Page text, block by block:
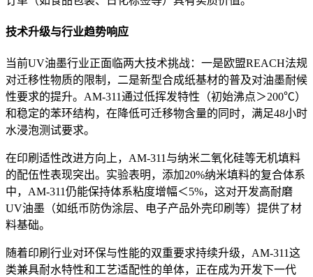
技术升级与行业趋势响应
当前UV油墨行业正面临两大技术挑战：一是欧盟REACH法规
对迁移性物质的限制，二是新型合成纸基材的普及对油墨耐候
性要求的提升。AM-311通过低挥发特性（初始沸点＞200℃）
和稳定的苯环结构，在降低可迁移物含量的同时，满足48小时
水浸泡测试要求。
在印刷适性改进方向上，AM-311与纳米二氧化硅等无机填料
的配伍性表现突出。实验表明，添加20%纳米填料的复合体系
中，AM-311仍能保持体系粘度增幅＜5%，这对开发高耐磨
UV油墨（如纸币防伪涂层、电子产品外壳印刷等）提供了材
料基础。
随着印刷行业对环保与性能的双重要求持续升级，AM-311这
类兼具耐水特性和工艺适配性的单体，正在成为开发下一代